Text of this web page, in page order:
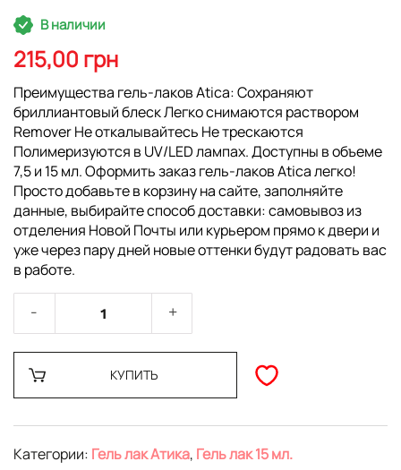
Перейти
к
началу
галереи
изображений
В наличии
215,00 грн
Преимущества гель-лаков Atica: Сохраняют
бриллиантовый блеск Легко снимаются раствором
Remover Не откалывайтесь Не трескаются
Полимеризуются в UV/LED лампах. Доступны в объеме
7,5 и 15 мл. Оформить заказ гель-лаков Atica легко!
Просто добавьте в корзину на сайте, заполняйте
данные, выбирайте способ доставки: самовывоз из
отделения Новой Почты или курьером прямо к двери и
уже через пару дней новые оттенки будут радовать вас
в работе.
КУПИТЬ
Категории: Гель лак Атика, Гель лак 15 мл.